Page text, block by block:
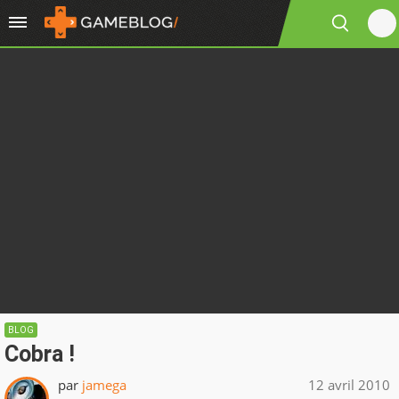
BLOG
Cobra !
par jamega 12 avril 2010